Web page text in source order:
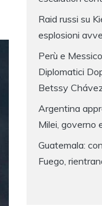
Raid russi su
esplosioni
Perù e
Diplomatici
Betssy
Argentina
Milei, governo
Guatemala:
Fuego,